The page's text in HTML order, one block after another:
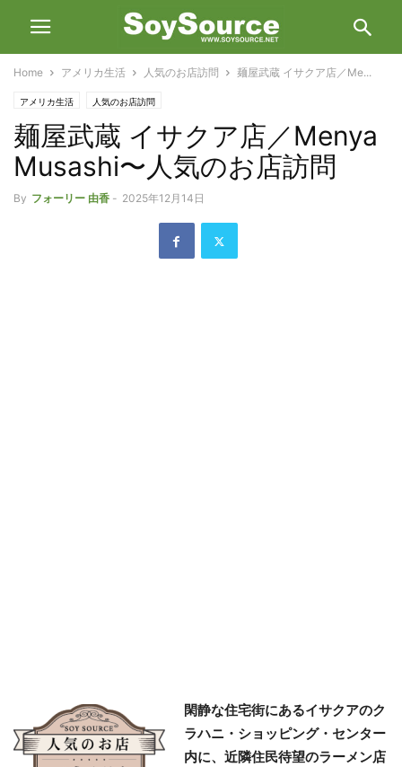
Home アメリカ生活 人気のお店訪問 麺屋武蔵 イサクア店／Me...
アメリカ生活 人気のお店訪問
麺屋武蔵 イサクア店／Menya
Musashi〜人気のお店訪問
By フォーリー 由香 - 2025年12月14日
閑静な住宅街にあるイサクアのク
ラハニ・ショッピング・センター
内に、近隣住民待望のラーメン店